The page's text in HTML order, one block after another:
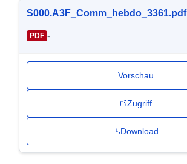
S000.A3F_Comm_hebdo_3361.pdf
PDF -
Vorschau
Zugriff
Download